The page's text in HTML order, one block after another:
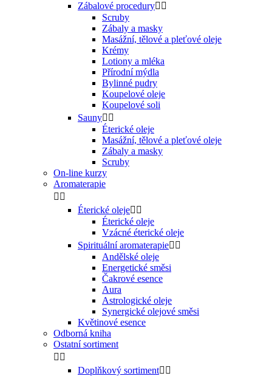
Zábalové procedury 
Scruby
Zábaly a masky
Masážní, tělové a pleťové oleje
Krémy
Lotiony a mléka
Přírodní mýdla
Bylinné pudry
Koupelové oleje
Koupelové soli
Sauny 
Éterické oleje
Masážní, tělové a pleťové oleje
Zábaly a masky
Scruby
On-line kurzy
Aromaterapie
 
Éterické oleje 
Éterické oleje
Vzácné éterické oleje
Spirituální aromaterapie 
Andělské oleje
Energetické směsi
Čakrové esence
Aura
Astrologické oleje
Synergické olejové směsi
Květinové esence
Odborná kniha
Ostatní sortiment
 
Doplňkový sortiment 